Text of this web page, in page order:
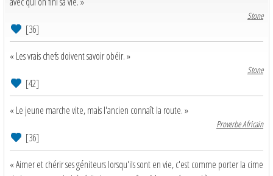
Stone
[36]
« Les vrais chefs doivent savoir obéir. »
Stone
[42]
« Le jeune marche vite, mais l'ancien connaît la route. »
Proverbe Africain
[36]
« Aimer et chérir ses géniteurs lorsqu'ils sont en vie, c'est comme porter la cime